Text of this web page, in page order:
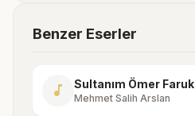
Benzer Eserler
music_note Sultanım Ömer Faruk
Mehmet Salih Arslan